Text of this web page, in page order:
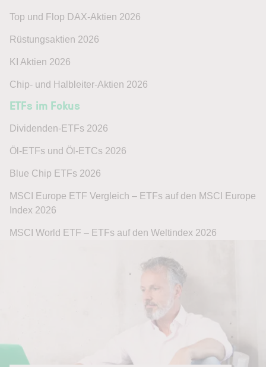
Top und Flop DAX-Aktien 2026
Rüstungsaktien 2026
KI Aktien 2026
Chip- und Halbleiter-Aktien 2026
ETFs im Fokus
Dividenden-ETFs 2026
Öl-ETFs und Öl-ETCs 2026
Blue Chip ETFs 2026
MSCI Europe ETF Vergleich – ETFs auf den MSCI Europe
Index 2026
MSCI World ETF – ETFs auf den Weltindex 2026